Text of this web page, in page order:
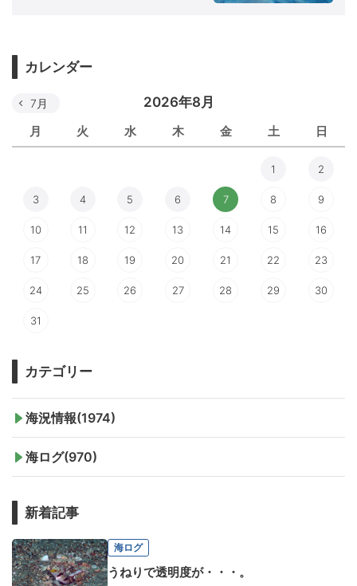
カレンダー
2026年8月
月 火 水 木 金 土 日
7月
1 2
3 4 5 6 7 8 9
10 11 12 13 14 15 16
17 18 19 20 21 22 23
24 25 26 27 28 29 30
31
カテゴリー
海況情報(1974)
海ログ(970)
新着記事
海ログ
うねりで透明度が・・・。